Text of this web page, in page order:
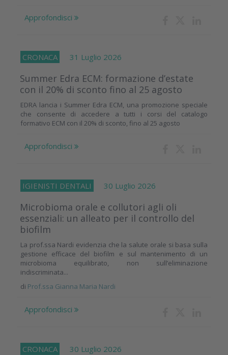
Approfondisci
CRONACA 31 Luglio 2026
Summer Edra ECM: formazione d’estate
con il 20% di sconto fino al 25 agosto
EDRA lancia i Summer Edra ECM, una promozione speciale
che consente di accedere a tutti i corsi del catalogo
formativo ECM con il 20% di sconto, fino al 25 agosto
Approfondisci
IGIENISTI DENTALI 30 Luglio 2026
Microbioma orale e collutori agli oli
essenziali: un alleato per il controllo del
biofilm
La prof.ssa Nardi evidenzia che la salute orale si basa sulla
gestione efficace del biofilm e sul mantenimento di un
microbioma equilibrato, non sull’eliminazione
indiscriminata...
di Prof.ssa Gianna Maria Nardi
Approfondisci
CRONACA 30 Luglio 2026